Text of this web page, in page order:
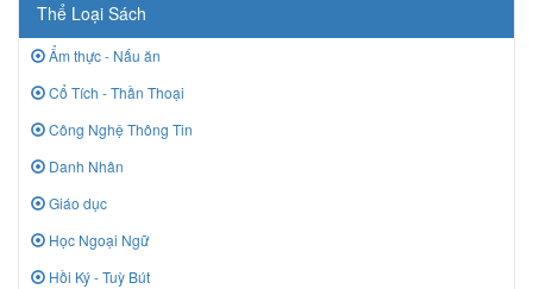
Thể Loại Sách
Ẩm thực - Nấu ăn
Cổ Tích - Thần Thoại
Công Nghệ Thông Tin
Danh Nhân
Giáo dục
Học Ngoại Ngữ
Hồi Ký - Tuỳ Bút